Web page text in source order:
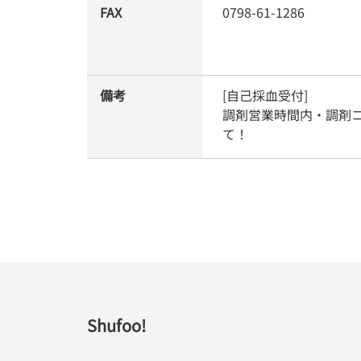
Shufoo!
FAX 0798-61-1286
備考
[自己採血受付]
調剤営業時間内・調剤
て！